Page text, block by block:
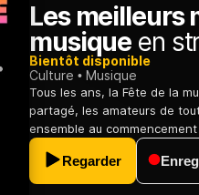
Les meilleurs
musique en
Bientôt disponible
Culture
Musique
Tous les ans, la Fête de la
partagé, les amateurs de
ensemble au
Regarder